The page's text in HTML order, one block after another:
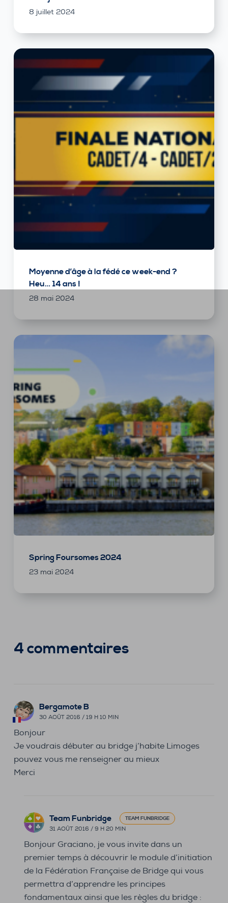
8 juillet 2024
Moyenne d’âge à la fédé ce week-end ?
Heu… 14 ans !
28 mai 2024
Spring Foursomes 2024
23 mai 2024
4 commentaires
Bergamote B
30 AOÛT 2016 / 19 H 10 MIN
Bonjour
Je voudrais débuter au bridge j’habite Limoges
pouvez vous me renseigner au mieux
Merci
Team Funbridge TEAM FUNBRIDGE
31 AOÛT 2016 / 9 H 20 MIN
Bonjour Graciano, je vous invite dans un
premier temps à découvrir le module d’initiation
de la Fédération Française de Bridge qui vous
permettra d’apprendre les principes
fondamentaux ainsi que les règles du bridge :